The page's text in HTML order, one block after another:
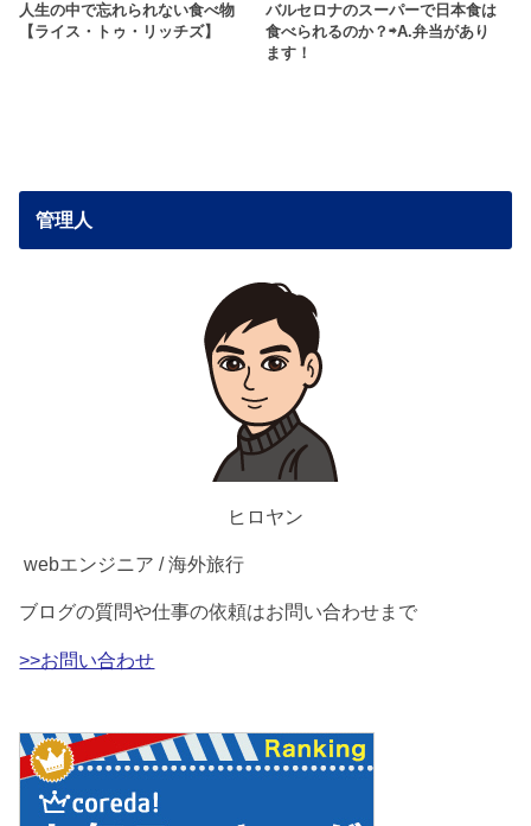
人生の中で忘れられない食べ物
【ライス・トゥ・リッチズ】
バルセロナのスーパーで日本食は
食べられるのか？⇨A.弁当があり
ます！
管理人
ヒロヤン
webエンジニア / 海外旅行
ブログの質問や仕事の依頼はお問い合わせまで
>>お問い合わせ